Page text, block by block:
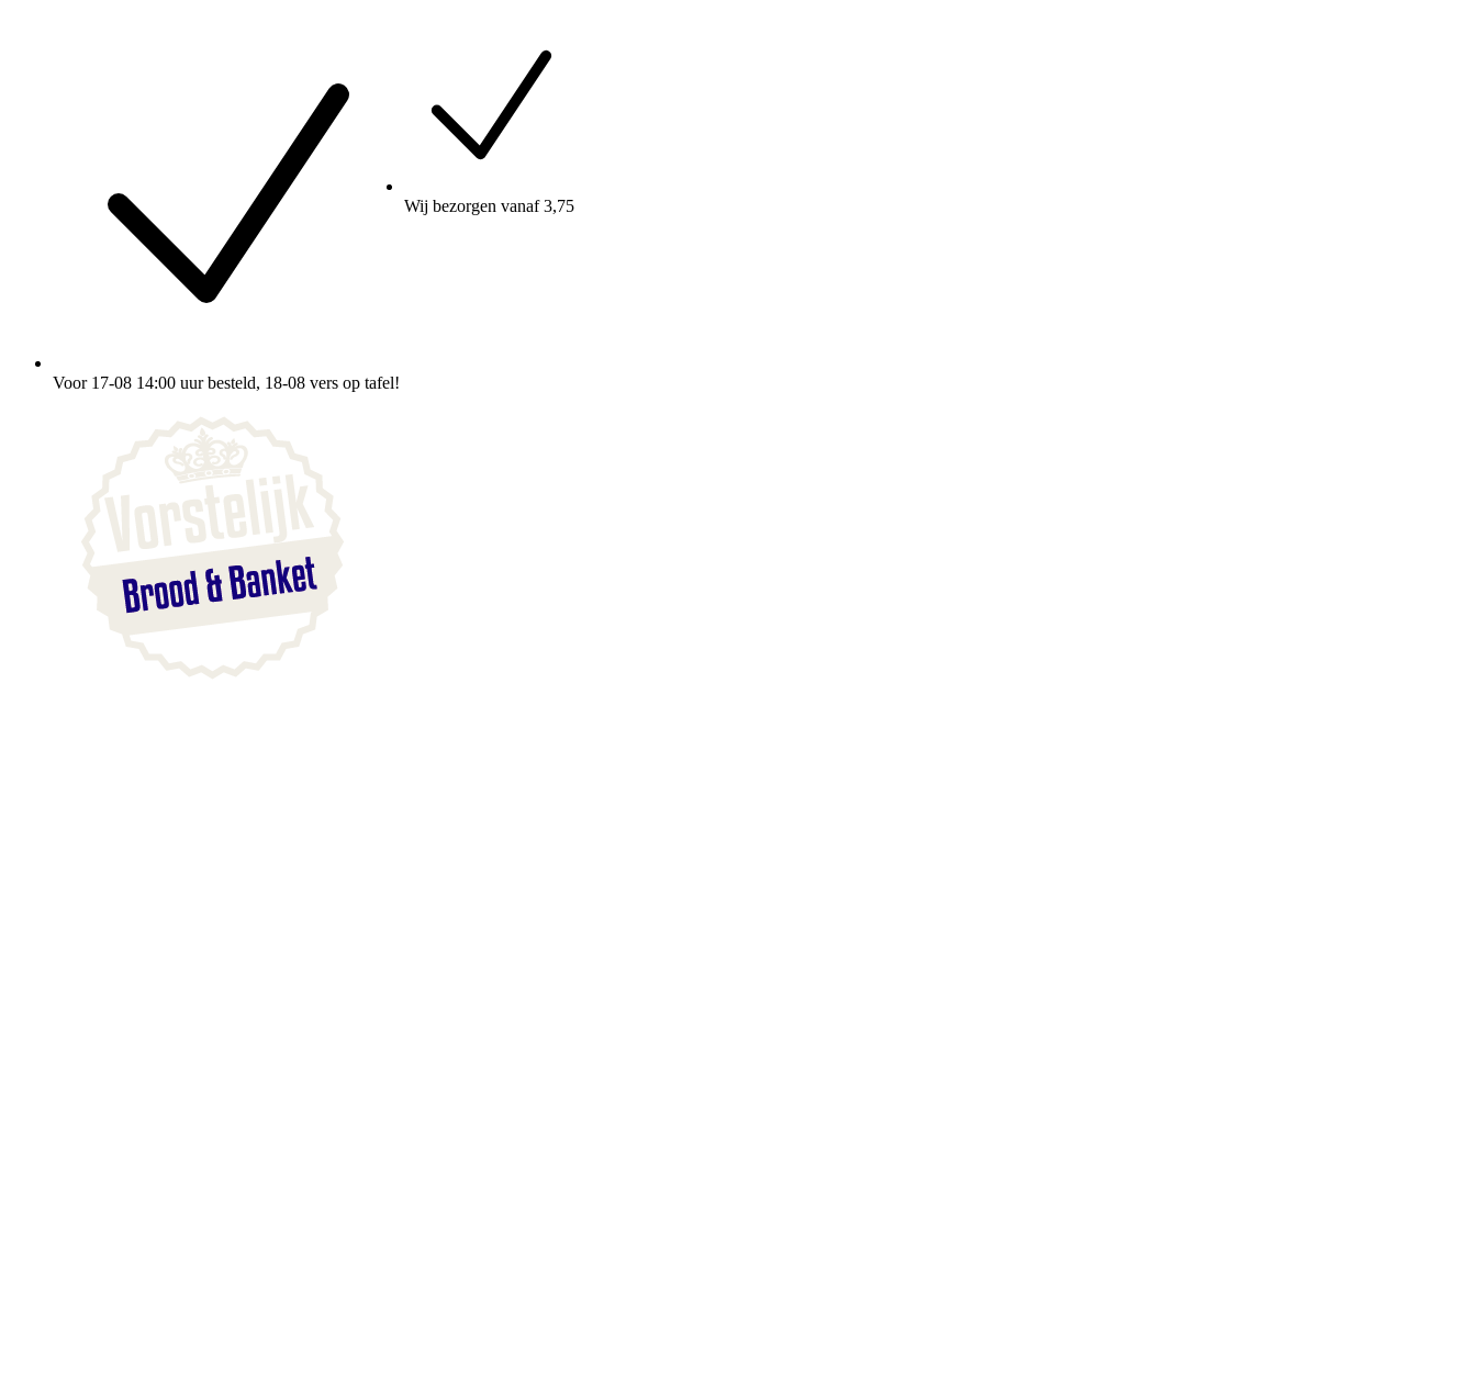
Voor 17-08 14:00 uur besteld, 18-08 vers op tafel!
Wij bezorgen vanaf 3,75